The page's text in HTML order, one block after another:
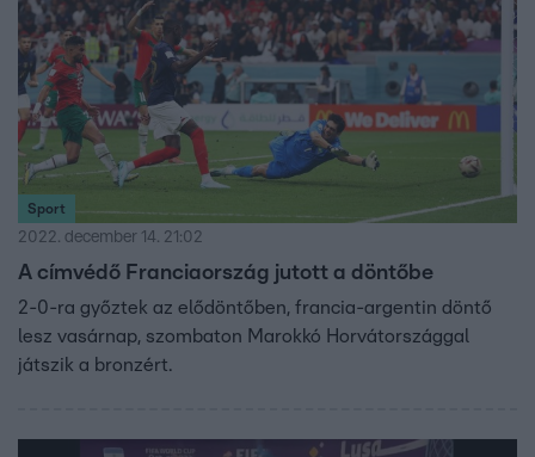
Sport
2022. december 14. 21:02
A címvédő Franciaország jutott a döntőbe
2-0-ra győztek az elődöntőben, francia-argentin döntő
lesz vasárnap, szombaton Marokkó Horvátországgal
játszik a bronzért.